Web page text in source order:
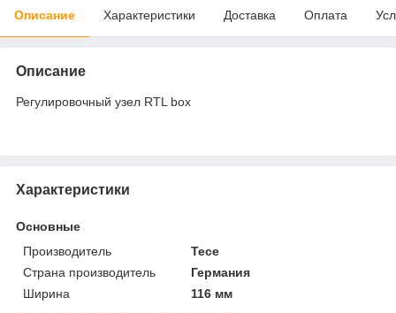
Описание Характеристики Доставка Оплата
Описание
Регулировочный узел RTL box
Характеристики
Основные
Производитель
Tece
Страна производитель
Германия
Ширина
116 мм